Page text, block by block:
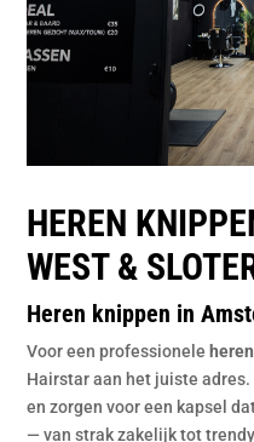
HEREN
WEST &
Heren knippen in
Voor een professionele
Hairstar aan het juiste
en zorgen voor een kapsel
— van strak zakelijk tot